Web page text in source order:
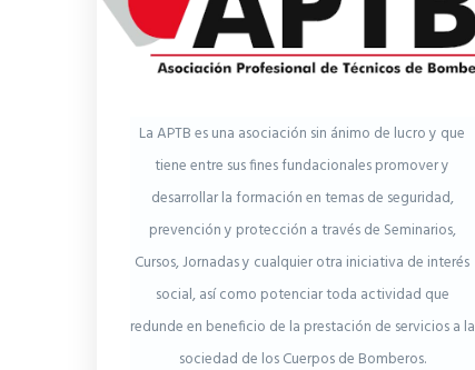
La APTB es una asociación sin ánimo de lucro y que
tiene entre sus fines fundacionales promover y
desarrollar la formación en temas de seguridad,
prevención y protección a través de Seminarios,
Cursos, Jornadas y cualquier otra iniciativa de interés
social, así como potenciar toda actividad que
redunde en beneficio de la prestación de servicios a la
sociedad de los Cuerpos de Bomberos.